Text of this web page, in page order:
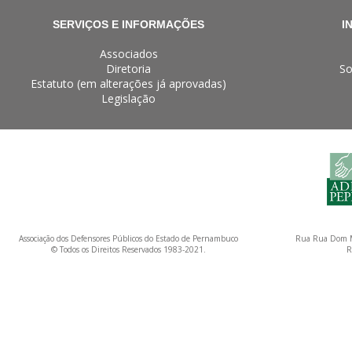
SERVIÇOS E INFORMAÇÕES
Associados
Diretoria
Estatuto (em alterações já aprovadas)
Legislação
Associação dos Defensores Públicos do Estado de Pernambuco
© Todos os Direitos Reservados 1983-2021.
Rua Rua Dom